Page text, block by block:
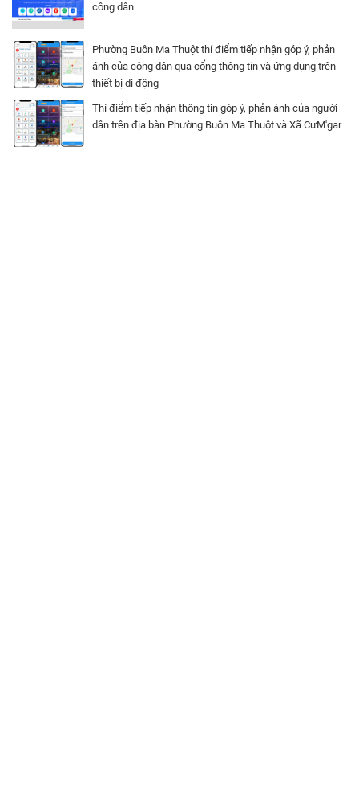
công dân
Phường Buôn Ma Thuột thí điểm tiếp nhận góp ý, phản
ánh của công dân qua cổng thông tin và ứng dụng trên
thiết bị di động
Thí điểm tiếp nhận thông tin góp ý, phản ánh của người
dân trên địa bàn Phường Buôn Ma Thuột và Xã CưM'gar